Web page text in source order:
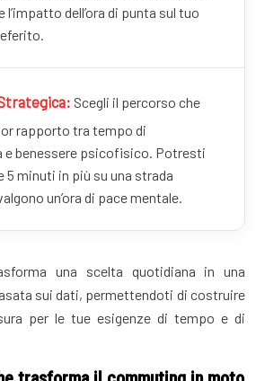
l’impatto dell’ora di punta sul tuo
Scegli il percorso che
rapporto tra tempo di
e benessere psicofisico. Potresti
5 minuti in più su una strada
un’ora di pace mentale.
una scelta quotidiana in una
sui dati, permettendoti di costruire
per le tue esigenze di tempo e di